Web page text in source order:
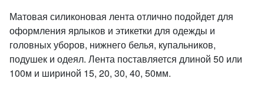
Матовая силиконовая лента отлично подойдет для
оформления ярлыков и этикетки для одежды и
головных уборов, нижнего белья, купальников,
подушек и одеял. Лента поставляется длиной 50 или
100м и шириной 15, 20, 30, 40, 50мм.